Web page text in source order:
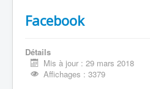
Facebook
Détails
Mis à jour : 29 mars 2018
Affichages : 3379